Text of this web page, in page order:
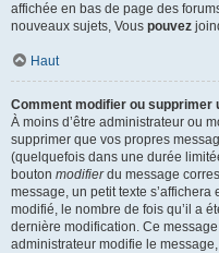
affichée en bas de page des
nouveaux sujets, Vous pouvez
Haut
Comment modifier ou supprimer
À moins d’être administrateur ou
supprimer que vos propres
(quelquefois dans une durée
bouton modifierdu message
message, un petit texte
modifié, le nombre de fois qu’il a
dernière modification. Ce
administrateur modifie le